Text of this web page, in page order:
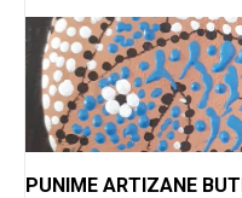
PUNIME ARTIZANE